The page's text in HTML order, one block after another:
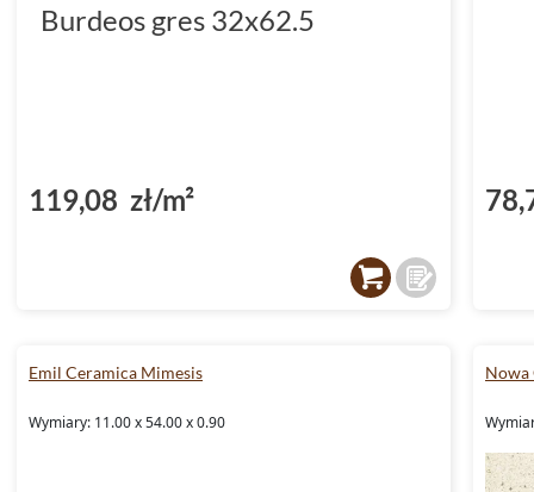
Burdeos gres 32x62.5
119,08 zł/m²
Emil Ceramica Mimesis
Wymiary: 11.00 x 54.00 x 0.90
Nowa